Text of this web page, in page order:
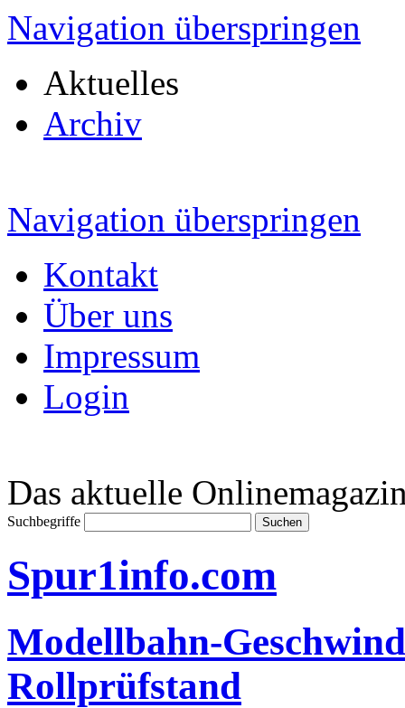
Navigation überspringen
Aktuelles
Archiv
Navigation überspringen
Kontakt
Über uns
Impressum
Login
Das aktuelle
Suchbegriffe
Spur1info.com
Modellbahn-
Rollprüfstand